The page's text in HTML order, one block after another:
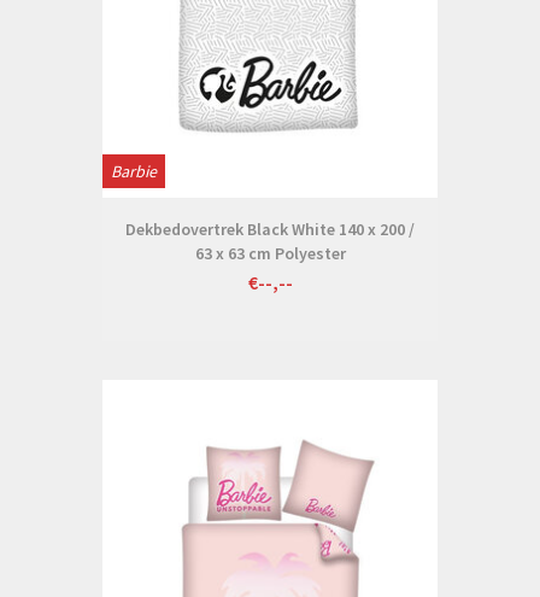
Barbie
Dekbedovertrek Black White 140 x 200 /
63 x 63 cm Polyester
€--,--